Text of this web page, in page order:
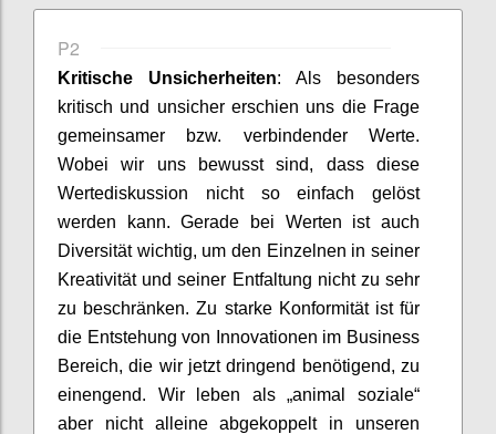
P2
Kritische Unsicherheiten: Als besonders
kritisch und unsicher erschien uns die Frage
gemeinsamer bzw. verbindenderWerte.
Wobei wir uns bewusst sind, dass diese
Wertediskussion nicht so einfach gelöst
werden kann. Gerade bei Werten ist auch
Diversität wichtig, um den Einzelnen in seiner
Kreativität und seiner Entfaltung nicht zu sehr
zu beschränken.Zu starke Konformität istfür
die Entstehung von Innovationen im Business
Bereich, die wir jetzt dringend benötigend, zu
einengend. Wir leben als „animal
soziale“
aber nicht alleine abgekoppelt in unseren